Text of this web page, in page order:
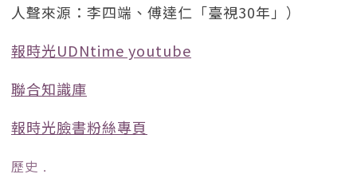
人聲來源：李四端、傅達仁「臺視30年」）
報時光UDNtime youtube
聯合知識庫
報時光臉書粉絲專頁
歷史 ﹒